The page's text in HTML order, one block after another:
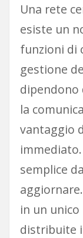
Una rete
esiste un
funzioni di
gestione
dipendono
la
vantaggio
semplice
in un
distribuite